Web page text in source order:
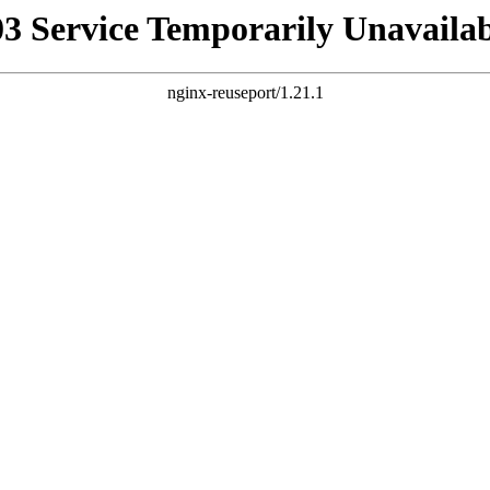
Service Temporarily
nginx-reuseport/1.21.1